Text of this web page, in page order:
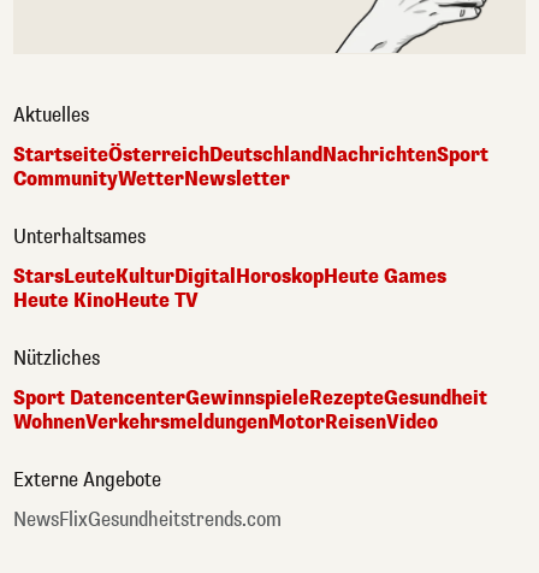
Aktuelles
StartseiteÖsterreichDeutschlandNachrichtenSport
CommunityWetterNewsletter
Unterhaltsames
StarsLeuteKulturDigitalHoroskopHeute Games
Heute KinoHeute TV
Nützliches
Sport DatencenterGewinnspieleRezepteGesundheit
WohnenVerkehrsmeldungenMotorReisenVideo
Externe Angebote
NewsFlixGesundheitstrends.com